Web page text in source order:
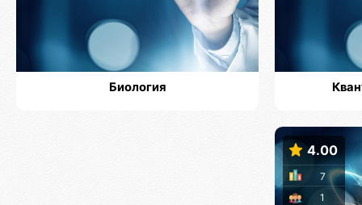
Биология
4.00
1
7